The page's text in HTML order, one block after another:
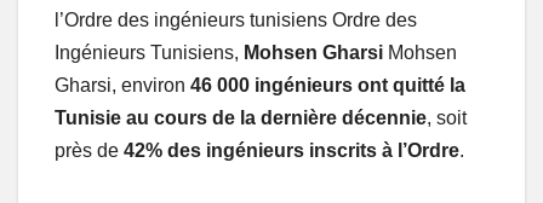
l’Ordre des ingénieurs tunisiens Ordre des
Ingénieurs Tunisiens, Mohsen Gharsi Mohsen
Gharsi, environ 46 000 ingénieurs ont quitté la
Tunisie au cours de la dernière décennie, soit
près de 42% des ingénieurs inscrits à l’Ordre.